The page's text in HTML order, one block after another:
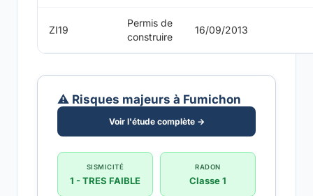
ZI19
Permis de
construire
16/09/2013
⚠️ Risques majeurs à Fumichon
Voir l'étude complète →
SISMICITÉ
1 - TRES FAIBLE
RADON
Classe 1